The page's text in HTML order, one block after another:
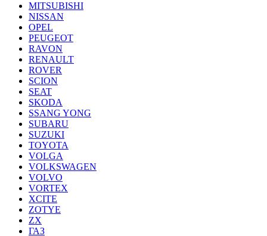
MITSUBISHI
NISSAN
OPEL
PEUGEOT
RAVON
RENAULT
ROVER
SCION
SEAT
SKODA
SSANG YONG
SUBARU
SUZUKI
TOYOTA
VOLGA
VOLKSWAGEN
VOLVO
VORTEX
XCITE
ZOTYE
ZX
ГАЗ